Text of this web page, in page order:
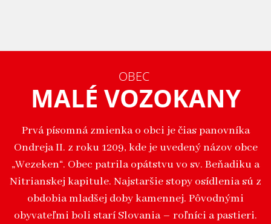
OBEC
MALÉ VOZOKANY
Prvá písomná zmienka o obci je čias panovníka
Ondreja II. z roku 1209, kde je uvedený názov obce
„Wezeken“. Obec patrila opátstvu vo sv. Beňadiku a
Nitrianskej kapitule. Najstaršie stopy osídlenia sú z
obdobia mladšej doby kamennej. Pôvodnými
obyvateľmi boli starí Slovania – roľníci a pastieri.